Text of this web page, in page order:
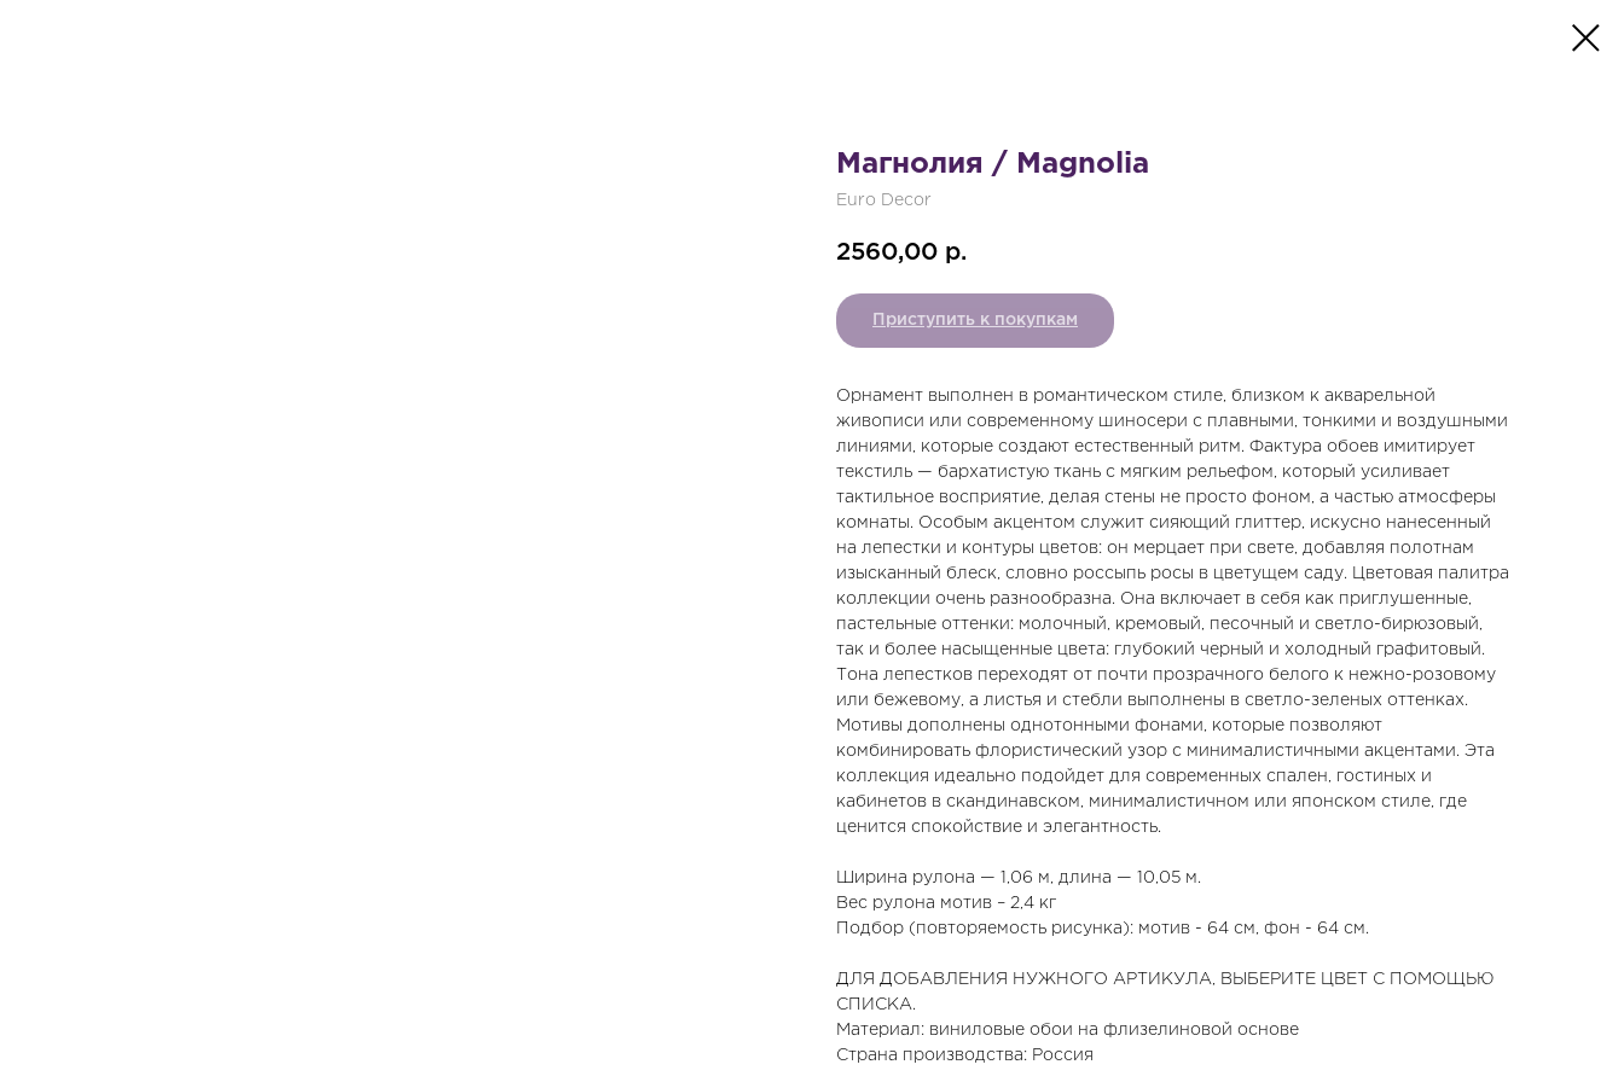
Магнолия / Magnolia
Euro Decor
2560,00 р.
Приступить к покупкам
Орнамент выполнен в романтическом стиле, близком к акварельной
живописи или современному шиносери с плавными, тонкими и воздушными
линиями, которые создают естественный ритм. Фактура обоев имитирует
текстиль — бархатистую ткань с мягким рельефом, который усиливает
тактильное восприятие, делая стены не просто фоном, а частью атмосферы
комнаты. Особым акцентом служит сияющий глиттер, искусно нанесенный
на лепестки и контуры цветов: он мерцает при свете, добавляя полотнам
изысканный блеск, словно россыпь росы в цветущем саду. Цветовая палитра
коллекции очень разнообразна. Она включает в себя как приглушенные,
пастельные оттенки: молочный, кремовый, песочный и светло-бирюзовый,
так и более насыщенные цвета: глубокий черный и холодный графитовый.
Тона лепестков переходят от почти прозрачного белого к нежно-розовому
или бежевому, а листья и стебли выполнены в светло-зеленых оттенках.
Мотивы дополнены однотонными фонами, которые позволяют
комбинировать флористический узор с минималистичными акцентами. Эта
коллекция идеально подойдет для современных спален, гостиных и
кабинетов в скандинавском, минималистичном или японском стиле, где
ценится спокойствие и элегантность.
Ширина рулона — 1,06 м, длина — 10,05 м.
Вес рулона мотив – 2,4 кг
Подбор (повторяемость рисунка): мотив - 64 см, фон - 64 см.
ДЛЯ ДОБАВЛЕНИЯ НУЖНОГО АРТИКУЛА, ВЫБЕРИТЕ ЦВЕТ С ПОМОЩЬЮ
СПИСКА.
Материал: виниловые обои на флизелиновой основе
Страна производства: Россия